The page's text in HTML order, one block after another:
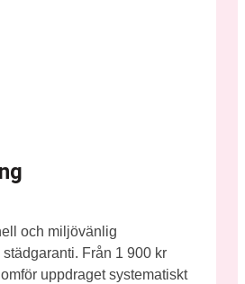
och miljövänlig
Från 1 900 kr
uppdraget systematiskt